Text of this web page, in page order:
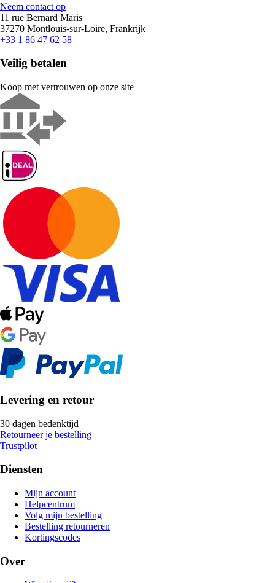
Neem contact op
11 rue Bernard Maris
37270 Montlouis-sur-Loire, Frankrijk
+33 1 86 47 62 58
Veilig betalen
Koop met vertrouwen op onze site
Levering en retour
30 dagen bedenktijd
Retourneer je bestelling
Trustpilot
Diensten
Mijn account
Helpcentrum
Volg mijn bestelling
Bestelling retourneren
Kortingscodes
Over